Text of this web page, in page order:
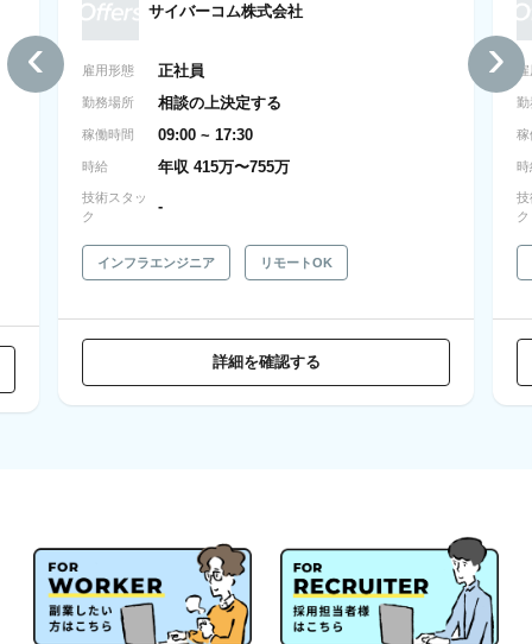
サイバーコム株式会社
雇用形態 正社員
勤務場所 相談の上決定する
稼働時間 09:00 ~ 17:30
時給 年収 415万〜755万
技術スタッ
ク
-
インフラエンジニア リモートOK
詳細を確認する
勤
稼
技
ク
‹ ›